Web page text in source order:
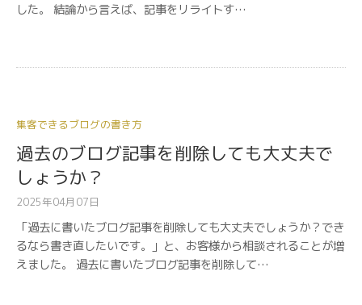
した。 結論から言えば、記事をリライトす…
集客できるブログの書き方
過去のブログ記事を削除しても大丈夫で
しょうか？
2025年04月07日
「過去に書いたブログ記事を削除しても大丈夫でしょうか？でき
るなら書き直したいです。」と、お客様から相談されることが増
えました。 過去に書いたブログ記事を削除して…